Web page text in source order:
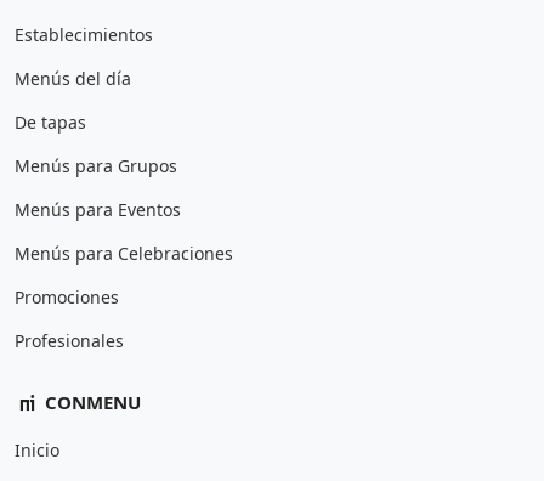
Establecimientos
Menús del día
De tapas
Menús para Grupos
Menús para Eventos
Menús para Celebraciones
Promociones
Profesionales
CONMENU
Inicio